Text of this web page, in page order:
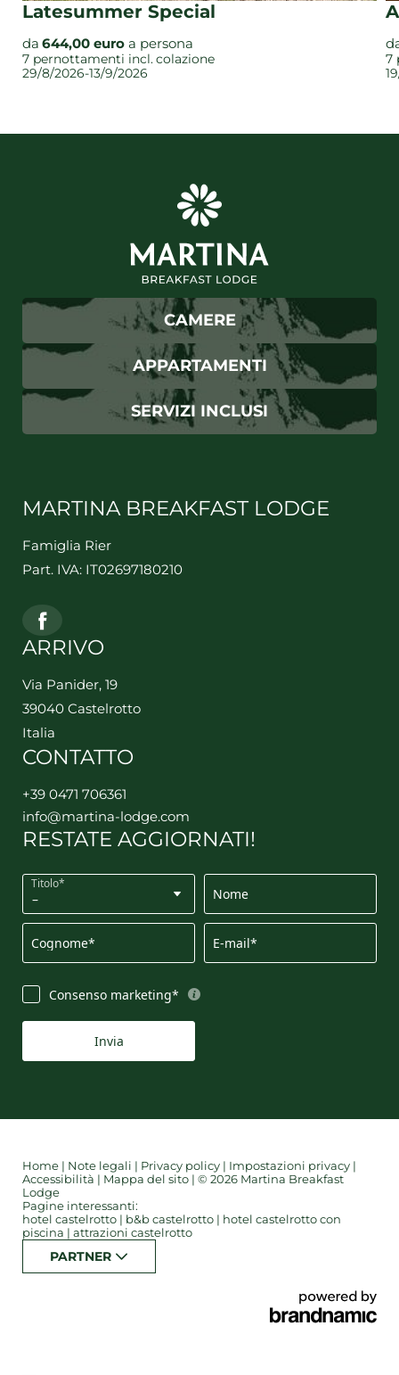
Latesummer Special
da 644,00 euro a persona
7 pernottamenti incl.colazione
29/8/2026-13/9/2026
7
CAMERE
APPARTAMENTI
SERVIZI INCLUSI
MARTINA BREAKFAST LODGE
Famiglia Rier
Part. IVA: IT02697180210
ARRIVO
Via Panider, 19
39040 Castelrotto
Italia
CONTATTO
+39 0471 706361
info@martina-lodge.com
RESTATE AGGIORNATI!
Titolo*
Nome
Cognome* E-mail*
Consenso marketing*
Invia
Home | Note legali | Privacy policy | Impostazioni privacy |
Accessibilità | Mappa del sito | © 2026 Martina Breakfast
Lodge
Pagine interessanti:
hotel castelrotto | b&b castelrotto | hotel castelrotto con
piscina | attrazioni castelrotto
PARTNER